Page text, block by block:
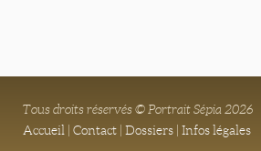
Tous droits réservés © Portrait Sépia 2026
Accueil | Contact | Dossiers | Infos légales